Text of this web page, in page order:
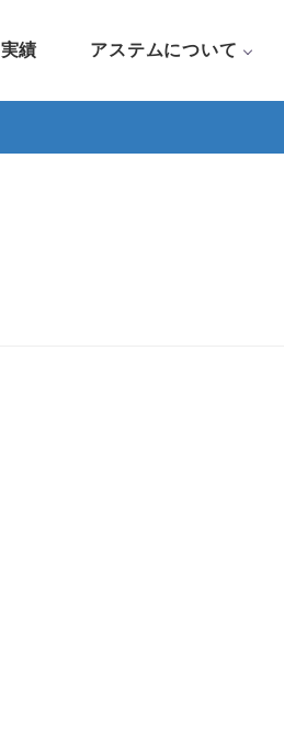
実績 アステムについて